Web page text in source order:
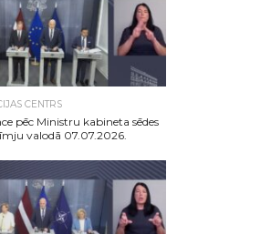
CENTRS
pēc Ministru kabineta sēdes
valodā 07.07.2026.